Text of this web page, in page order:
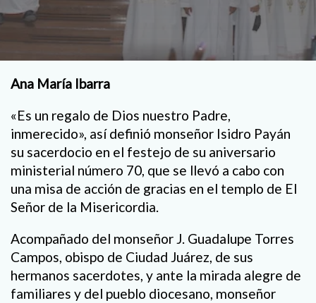
Ana María Ibarra
«Es un regalo de Dios nuestro Padre,
inmerecido», así definió monseñor Isidro Payán
su sacerdocio en el festejo de su aniversario
ministerial número 70, que se llevó a cabo con
una misa de acción de gracias en el templo de El
Señor de la Misericordia.
Acompañado del monseñor J. Guadalupe Torres
Campos, obispo de Ciudad Juárez, de sus
hermanos sacerdotes, y ante la mirada alegre de
familiares y del pueblo diocesano, monseñor